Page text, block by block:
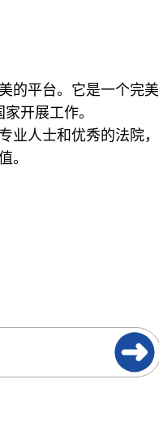
的平台。它是一个完美
开展工作。
人士和优秀的法院，
。